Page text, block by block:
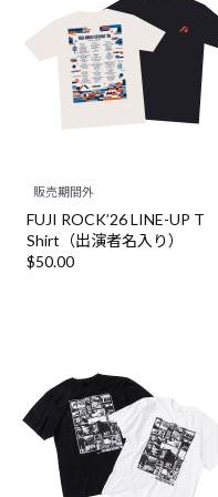
販売期間外
FUJI ROCK’26 LINE-UP T
Shirt（出演者名入り）
$‌50.00